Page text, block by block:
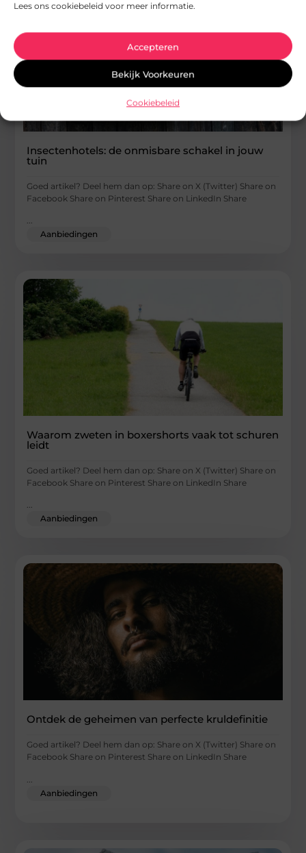
Lees ons cookiebeleid voor meer informatie.
Accepteren
Bekijk Voorkeuren
Cookiebeleid
Insectenhotels: de onmisbare schakel in jouw
tuin
Goed artikel? Deel hem dan op: Share on X (Twitter) Share on
Facebook Share on Pinterest Share on LinkedIn Share
Aanbiedingen
Waarom zweten in boxershorts vaak tot schuren
leidt
Goed artikel? Deel hem dan op: Share on X (Twitter) Share on
Facebook Share on Pinterest Share on LinkedIn Share
...
Aanbiedingen
Ontdek de geheimen van perfecte kruldefinitie
Goed artikel? Deel hem dan op: Share on X (Twitter) Share on
Facebook Share on Pinterest Share on LinkedIn Share
Aanbiedingen